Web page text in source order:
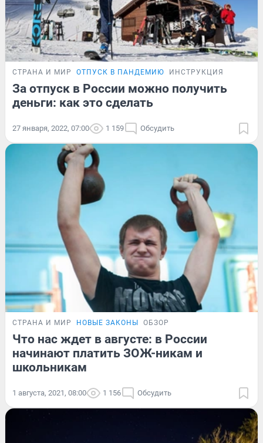
СТРАНА И МИР ОТПУСК В ПАНДЕМИЮ ИНСТРУКЦИЯ
За отпуск в России можно получить
деньги: как это сделать
27 января, 2022, 07:00 1 159 Обсудить
СТРАНА И МИР НОВЫЕ ЗАКОНЫ ОБЗОР
Что нас ждет в августе: в России
начинают платить ЗОЖ-никам и
школьникам
1 августа, 2021, 08:00 1 156 Обсудить